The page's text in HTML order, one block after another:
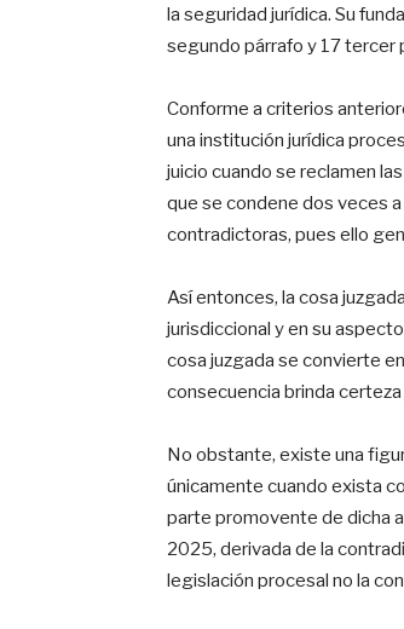
la seguridad jurídica. Su
segundo párrafo y 17 tercer
Conforme a criterios
una institución jurídica
juicio cuando se reclamen
que se condene dos veces
contradictoras, pues ello
Así entonces, la cosa
jurisdiccional y en su
cosa juzgada se convierte
consecuencia brinda
No obstante, existe una
únicamente cuando exista
parte promovente de dicha
2025, derivada de la
legislación procesal no la